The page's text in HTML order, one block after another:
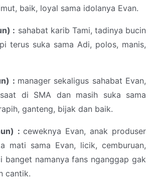
baik, loyal sama idolanya Evan.
: sahabat karib Tami, tadinya bucin
terus suka sama Adi, polos, manis,
: manager sekaligus sahabat Evan,
di SMA dan masih suka sama
ganteng, bijak dan baik.
:ceweknya Evan, anak produser
mati sama Evan, licik, cemburuan,
banget namanya fans nganggap gak
cantik.